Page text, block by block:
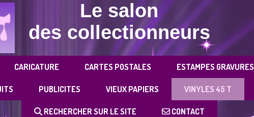
Le salon
des collectionneurs
CARICATURE CARTES POSTALES ESTAMPES GRAVURES
PUBLICITES VIEUX PAPIERS VINYLES 45 T
RECHERCHER SUR LE SITE CONTACT